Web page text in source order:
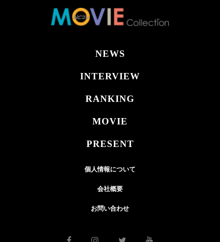
NEWS
INTERVIEW
RANKING
MOVIE
PRESENT
個人情報について
会社概要
お問い合わせ